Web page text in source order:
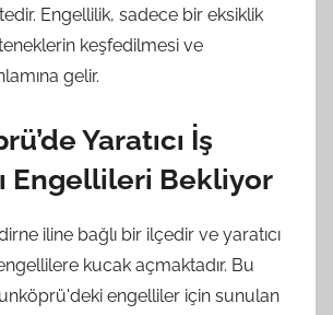
Engellilik, sadece bir eksiklik
keşfedilmesi ve
gelir.
Yaratıcı İş
Engellileri Bekliyor
iline bağlı bir ilçedir ve yaratıcı
kucak açmaktadır. Bu
engelliler için sunulan